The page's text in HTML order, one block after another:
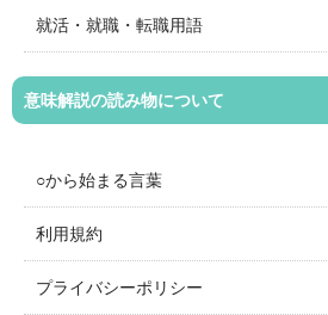
就活・就職・転職用語
意味解説の読み物について
○から始まる言葉
利用規約
プライバシーポリシー